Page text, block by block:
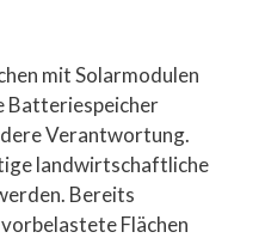
mit Solarmodulen
Batteriespeicher
Verantwortung.
landwirtschaftliche
Bereits
Flächen